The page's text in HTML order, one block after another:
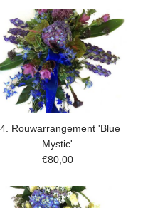
Rouwarrangement 'Blue
Mystic'
€80,00